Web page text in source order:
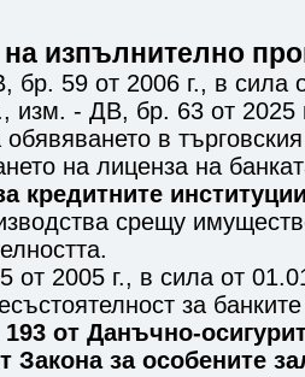
изпълнително
59 от 2006 г., в сила
изм. - ДВ, бр. 63 от
в
на лиценза на
кредитните
срещу
2005 г., в сила от
за
от Данъчно-
Закона за особените